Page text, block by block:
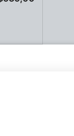
İçeriğe Dayalı